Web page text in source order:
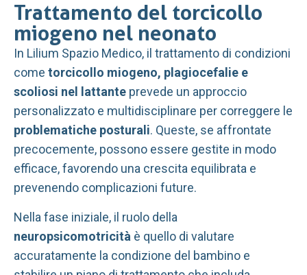
Trattamento del torcicollo
miogeno nel neonato
In Lilium Spazio Medico, il trattamento di condizioni
come torcicollo miogeno, plagiocefalie e
scoliosi nel lattante prevede un approccio
personalizzato e multidisciplinare per correggere le
problematiche posturali. Queste, se affrontate
precocemente, possono essere gestite in modo
efficace, favorendo una crescita equilibrata e
prevenendo complicazioni future.
Nella fase iniziale, il ruolo della
neuropsicomotricità è quello di valutare
accuratamente la condizione del bambino e